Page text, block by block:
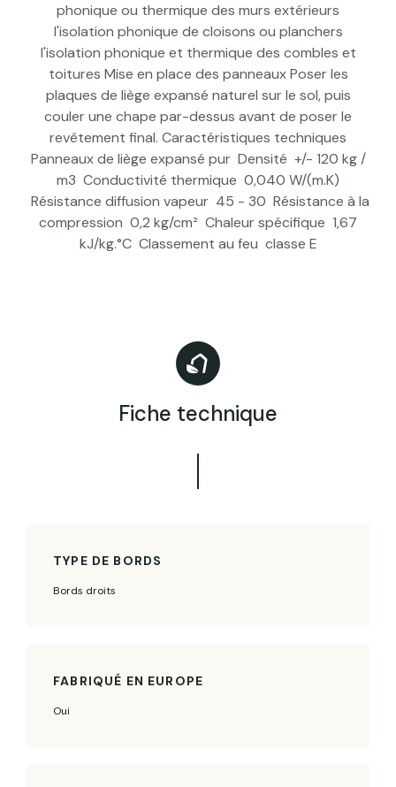
phonique ou thermique des murs extérieurs
l'isolation phonique de cloisons ou planchers
l'isolation phonique et thermique des combles et
toitures Mise en place des panneaux Poser les
plaques de liège expansé naturel sur le sol, puis
couler une chape par-dessus avant de poser le
revêtement final. Caractéristiques techniques
Panneaux de liège expansé pur Densité +/- 120 kg /
m3 Conductivité thermique 0,040 W/(m.K)
Résistance diffusion vapeur 45 - 30 Résistance à la
compression 0,2 kg/cm² Chaleur spécifique 1,67
kJ/kg.°C Classement au feu classe E
Fiche technique
TYPE DE BORDS
Bords droits
FABRIQUÉ EN EUROPE
Oui